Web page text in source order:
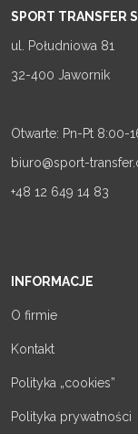
SPORT TRANSFER
ul. Południowa 81
32-400 Jawornik
Otwarte: Pn-Pt 8:00-
biuro@sport-
+48 12 649 14 83
INFORMACJE
O firmie
Kontakt
Polityka „cookies”
Polityka prywatności